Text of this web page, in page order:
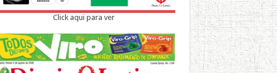
Click aqui para ver